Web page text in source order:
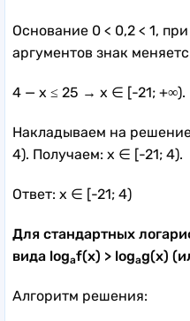
Основание 0 < 0,2 < 1,
аргументов знак
4 — x ≤ 25 → x ∈ [-21; +∞).
Накладываем на
4). Получаем: x ∈ [-21; 4).
Ответ: x ∈ [-21; 4)
Для стандартных
вида logaf(x) > logag(x)
Алгоритм решения: